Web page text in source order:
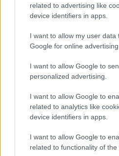
related to advertising like
device identifiers in apps.
I want to allow my user data
Google for online
I want to allow Google to
personalized advertising.
I want to allow Google to
related to analytics like
device identifiers in apps.
I want to allow Google to
related to functionality of the
Διαβάστε ακόμη
γνώση, τη φύση